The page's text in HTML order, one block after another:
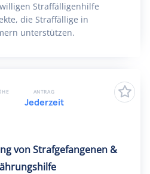
Straffälligenhilfe
die Straffällige in
unterstützen.
von Strafgefangenen &
ANTRAG
Jederzeit